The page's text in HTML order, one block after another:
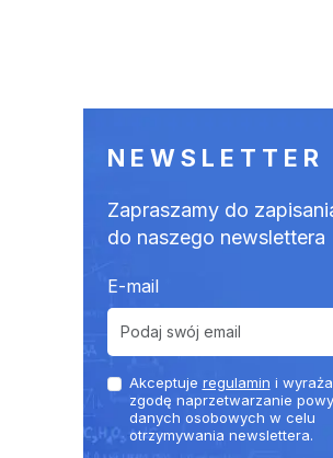
NEWSLETTER
Zapraszamy do
do naszego newslettera
E-mail
Akceptuje regulamin i
zgodę naprzetwarzanie
danych osobowych w celu
otrzymywania newslettera.